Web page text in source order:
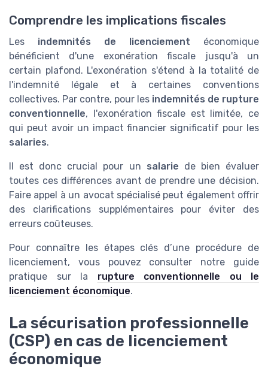
Comprendre les implications fiscales
Les indemnités de licenciement économique
bénéficient d'une exonération fiscale jusqu'à un
certain plafond. L'exonération s'étend à la totalité de
l'indemnité légale et à certaines conventions
collectives. Par contre, pour les indemnités de rupture
conventionnelle, l'exonération fiscale est limitée, ce
qui peut avoir un impact financier significatif pour les
salaries.
Il est donc crucial pour un salarie de bien évaluer
toutes ces différences avant de prendre une décision.
Faire appel à un avocat spécialisé peut également offrir
des clarifications supplémentaires pour éviter des
erreurs coûteuses.
Pour connaître les étapes clés d’une procédure de
licenciement, vous pouvez consulter notre guide
pratique sur la rupture conventionnelle ou le
licenciement économique.
La sécurisation professionnelle
(CSP) en cas de licenciement
économique